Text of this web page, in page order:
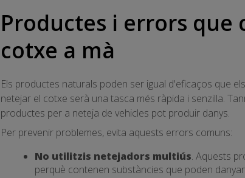
Productes i errors que
cotxe a mà
Els productes naturals poden ser igual d'eficaços que
netejar el cotxe serà una tasca més ràpida i senzilla.
productes per a neteja de vehicles pot produir danys.
Per prevenir problemes, evita aquests errors comuns:
No utilitzis netejadors multiús. Aquests
perquè contenen substàncies que poden